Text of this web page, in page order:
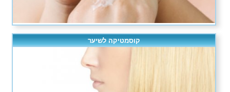
קוסמטיקה לשיער